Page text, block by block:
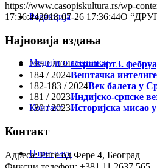
Редакција
Медији о часопису
Контакт
Птретрага
https://www.casopiskultura.rs/wp-
17:36:442018-07-26 17:36:44О
Најновија издања
185 / 2024Стрит арт3.
184 / 2024Вештачка
182-183 / 2024Век балета у
181 / 2023Индијско-српске
180 / 2023Историјска мисао
Контакт
Адреса: Риге од Фере 4, Београд